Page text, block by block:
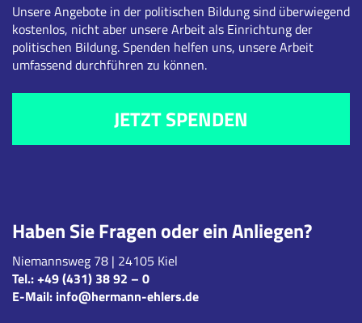
Haben Sie Fragen oder ein Anliegen?
Niemannsweg 78 | 24105 Kiel
Tel.:+49 (431) 38 92 – 0
E-Mail: info@hermann-ehlers.de
Unsere Angebote in der politischen Bildung sind überwiegend
kostenlos, nicht aber unsere Arbeit als Einrichtung der
politischen Bildung. Spenden helfen uns, unsere Arbeit
umfassend durchführen zu können.
JETZT SPENDEN